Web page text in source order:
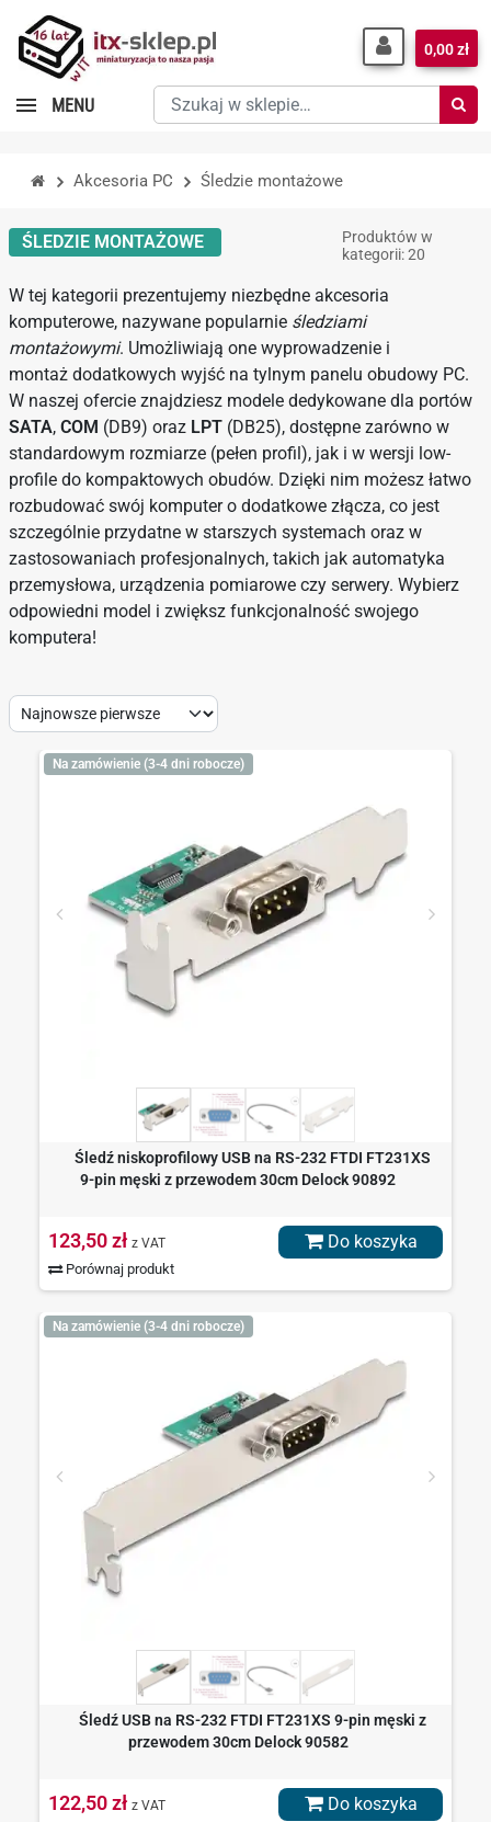
Szukaj
w
0,00 zł
MENU
Akcesoria PC Śledzie montażowe
ŚLEDZIE MONTAŻOWE
Produktów w
kategorii: 20
W tej kategorii prezentujemy niezbędne akcesoria
komputerowe, nazywane popularnie śledziami
montażowymi. Umożliwiają one wyprowadzenie i
montaż dodatkowych wyjść na tylnym panelu obudowy PC.
W naszej ofercie znajdziesz modele dedykowane dla portów
SATA, COM (DB9) oraz LPT (DB25), dostępne zarówno w
standardowym rozmiarze (pełen profil), jak i w wersji low-
profile do kompaktowych obudów. Dzięki nim możesz łatwo
rozbudować swój komputer o dodatkowe złącza, co jest
szczególnie przydatne w starszych systemach oraz w
zastosowaniach profesjonalnych, takich jak automatyka
przemysłowa, urządzenia pomiarowe czy serwery. Wybierz
odpowiedni model i zwiększ funkcjonalność swojego
komputera!
Sort
Na zamówienie (3-4 dni robocze)
Śledź niskoprofilowy USB na RS-232 FTDI FT231XS
9-pin męski z przewodem 30cm Delock 90892
123,50 zł z VAT
Porównaj produkt
Do koszyka
Na zamówienie (3-4 dni robocze)
Śledź USB na RS-232 FTDI FT231XS 9-pin męski z
przewodem 30cm Delock 90582
122,50 zł z VAT Do koszyka